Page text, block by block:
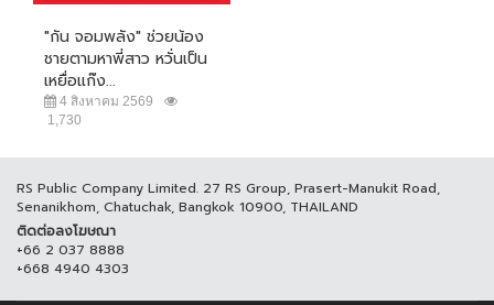
"กัน จอมพลัง" ช่วยน้อง
ชายตามหาพี่สาว หวั่นเป็น
เหยื่อแก๊ง...
4 สิงหาคม 2569
1,730
RS Public Company Limited. 27 RS Group, Prasert-Manukit Road,
Senanikhom, Chatuchak, Bangkok 10900, THAILAND
ติดต่อลงโฆษณา
+66 2 037 8888
+668 4940 4303